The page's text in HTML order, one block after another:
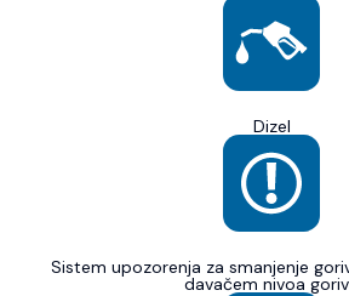
Dizel
Sistem upozorenja za smanjenje
davačem nivoa